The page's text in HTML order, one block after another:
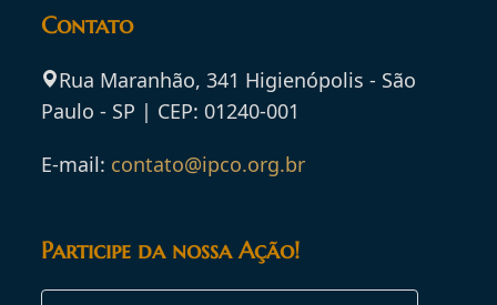
Contato
Rua Maranhão, 341 Higienópolis - São
Paulo - SP | CEP: 01240-001
E-mail: contato@ipco.org.br
Participe da nossa Ação!